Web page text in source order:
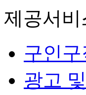
제공서비
구인구
광고